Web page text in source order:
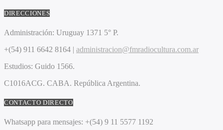
DIRECCIONES
Administración: Uruguay 1371 5° P.
+(54) 911 6642 8164 | administracion@fmradiocultura.com.ar
Estudios: Guido 1566.
C1016ACG. CABA. República Argentina.
CONTACTO DIRECTO
Whatsapp para mensajes: +(54) 9 11 5577 1192